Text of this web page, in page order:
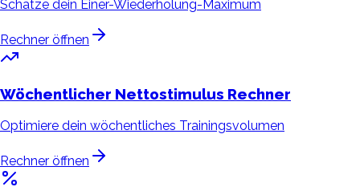
Schätze dein Einer-Wiederholung-Maximum
Rechner öffnen
Wöchentlicher Nettostimulus Rechner
Optimiere dein wöchentliches Trainingsvolumen
Rechner öffnen